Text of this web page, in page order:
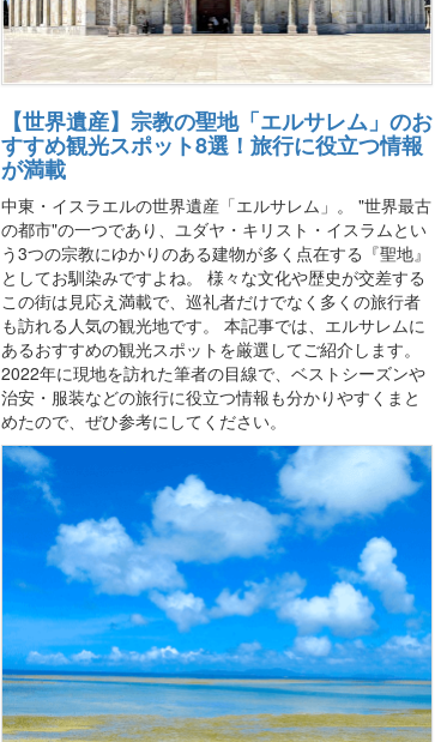
【世界遺産】宗教の聖地「エルサレム」のお
すすめ観光スポット8選！旅行に役立つ情報
が満載
中東・イスラエルの世界遺産「エルサレム」。 "世界最古
の都市"の一つであり、ユダヤ・キリスト・イスラムとい
う3つの宗教にゆかりのある建物が多く点在する『聖地』
としてお馴染みですよね。 様々な文化や歴史が交差する
この街は見応え満載で、巡礼者だけでなく多くの旅行者
も訪れる人気の観光地です。 本記事では、エルサレムに
あるおすすめの観光スポットを厳選してご紹介します。
2022年に現地を訪れた筆者の目線で、ベストシーズンや
治安・服装などの旅行に役立つ情報も分かりやすくまと
めたので、ぜひ参考にしてください。